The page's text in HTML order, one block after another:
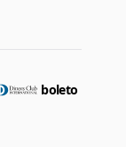
boleto